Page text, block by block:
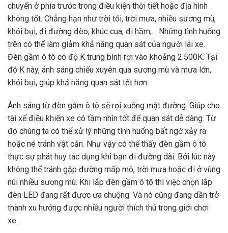
chuyển ở phía trước trong điều kiện thời tiết hoặc địa hình
không tốt. Chẳng hạn như trời tối, trời mưa, nhiều sương mù,
khói bụi, đi đường đèo, khúc cua, đi hầm,… Những tình huống
trên có thể làm giảm khả năng quan sát của người lái xe.
Đèn gầm ô tô có độ K trung bình rơi vào khoảng 2.500K. Tại
độ K này, ánh sáng chiếu xuyên qua sương mù và mưa lớn,
khói bụi, giúp khả năng quan sát tốt hơn.
Ánh sáng từ đèn gầm ô tô sẽ rọi xuống mặt đường. Giúp cho
tài xế điều khiển xe có tầm nhìn tốt để quan sát dễ dàng. Từ
đó chúng ta có thể xử lý những tình huống bất ngờ xảy ra
hoặc né tránh vật cản. Như vậy có thể thấy đèn gầm ô tô
thực sự phát huy tác dụng khi bạn đi đường dài. Bởi lúc này
không thể tránh gặp đường mấp mô, trời mưa hoặc đi ở vùng
núi nhiều sương mù. Khi lắp đèn gầm ô tô thì việc chọn lắp
đèn LED đang rất được ưa chuộng. Và nó cũng đang dần trở
thành xu hướng được nhiều người thích thú trong giới chơi
xe.